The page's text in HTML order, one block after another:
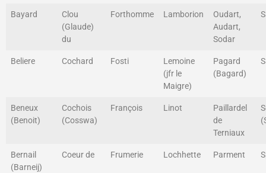
Bayard
Clou
(Glaude)
du
Forthomme Lamborion
Oudart,
Audart,
Sodar
Beliere Cochard Fosti
Lemoine
(jfr le
Maigre)
Pagard
(Bagard)
Beneux
(Benoit)
Cochois
(Cosswa)
François Linot
Paillardel
de
Terniaux
Bernail
(Barneij)
Coeur de Frumerie Lochhette Parment